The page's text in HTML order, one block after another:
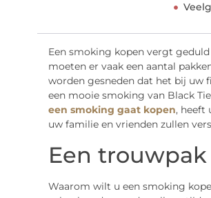
Een smoking kopen vergt
moeten er vaak een aantal
worden gesneden dat het bij uw
een mooie smoking van Black
een smoking gaat kopen, heeft
uw familie en vrienden zullen
Een
Waarom wilt u een smoking